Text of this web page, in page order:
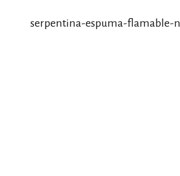
serpentina-espuma-flamable-